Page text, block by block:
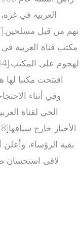
الحي لقناة
بقية الرؤساء،
لاقى استحسان ضيفه في حمدي قنديل والمشهور مما أدى لإقالته [39][40].كما استنكرت لجان التظاهرات الشعبية تغطية قناة العربية للوقائع وبثها "أخبارا كاذبة تهدف لإحباط المتظاهرين"[41].